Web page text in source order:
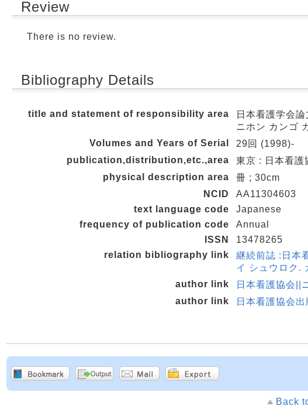
Review
There is no review.
Bibliography Details
title and statement of responsibility area
日本看護学会
ニホン カンゴ
Volumes and Years of Serial
29回 (1998)-
publication,distribution,etc.,area
東京 : 日本看
physical description area
冊 ; 30cm
NCID
AA11304603
text language code
Japanese
frequency of publication code
Annual
ISSN
13478265
relation bibliography link
継続前誌 :日本
イ シュウロク.
author link
日本看護協会||
author link
日本看護協会
Back